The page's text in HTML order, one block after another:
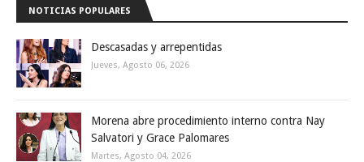
NOTICIAS POPULARES
Descasadas y arrepentidas
Jueves, Agosto 06, 2026
Morena abre procedimiento interno contra Nay
Salvatori y Grace Palomares
Martes, Agosto 04, 2026